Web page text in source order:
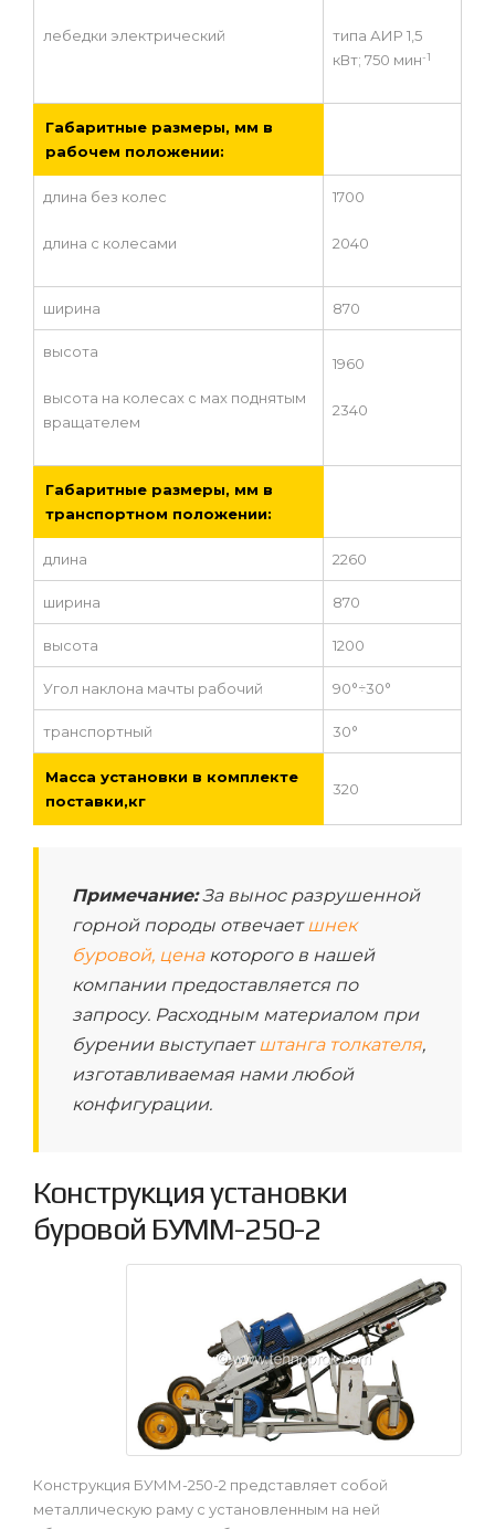
лебедки электрический
типа АИР 1,5
кВт; 750 мин-1
Габаритные размеры, мм в
рабочем положении:
длина без колес
длина с колесами
1700
2040
ширина 870
высота
высота на колесах с мах поднятым
вращателем
1960
2340
Габаритные размеры, мм в
транспортном положении:
длина 2260
ширина 870
высота 1200
Угол наклона мачты рабочий 90°÷30°
транспортный 30°
Масса установки в комплекте
поставки,кг
320
Примечание:За вынос разрушенной
горной породы отвечаетшнек
буровой, ценакоторого в нашей
компании предоставляется по
запросу. Расходным материалом при
бурении выступаетштанга толкателя,
изготавливаемая нами любой
конфигурации.
Конструкция установки
буровой БУММ-250-2
Конструкция БУММ-250-2 представляет собой
металлическую раму с установленным на ней